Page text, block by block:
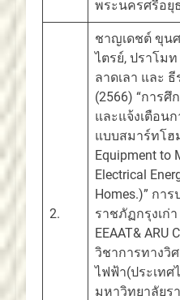
พระนครศรีอยุ
2.
ชาญเดชต์ ขุน
ไตรย์, ปราโม
ลาดเลา และ
(2566) “การ
และแจ้งเตือน
แบบสมาร์ทโฮ
Equipment to
Electrical
Homes.)” กา
ราชภัฏกรุงเก่
EEAAT& ARU
วิชาการทางวิ
ไฟฟ้า(ประเทศ
มหาวิทยาลัยร